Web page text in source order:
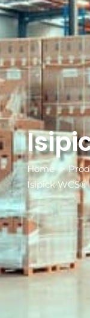
Home
Isipick WCS®